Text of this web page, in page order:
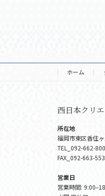
ホーム
西日本クリ
所在地
福岡市東区香住
TEL_092-662-
FAX_092-663-
営業日
営業時間: